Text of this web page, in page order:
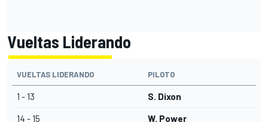
Vueltas Liderando
VUELTAS LIDERANDO PILOTO
1 - 13 S. Dixon
14 - 15 W. Power